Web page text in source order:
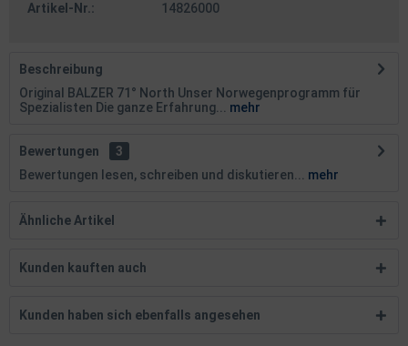
Artikel-Nr.: 14826000
Beschreibung
Original BALZER 71° North Unser Norwegenprogramm für
Spezialisten Die ganze Erfahrung...
mehr
Bewertungen
3
Bewertungen lesen, schreiben und diskutieren...
mehr
Ähnliche Artikel
Kunden kauften auch
Kunden haben sich ebenfalls angesehen